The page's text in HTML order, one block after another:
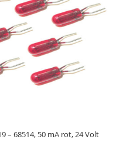
– 68514, 50 mA rot, 24 Volt